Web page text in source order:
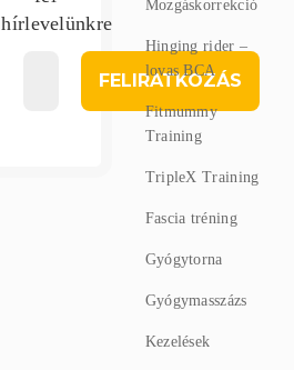
hírlevelünkre
Mozgáskorrekció
Hinging rider –
lovas BCA
Fitmummy
Training
TripleX Training
Fascia tréning
Gyógytorna
Gyógymasszázs
Kezelések